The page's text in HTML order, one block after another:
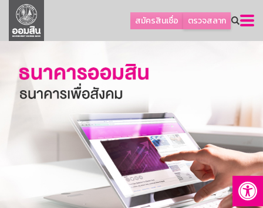
สมัครสินเชื่อ ตรวจสลาก
ลูกค้าธุรกิจ
ลูกค้าผู้ประกอบรายย่อย
ออมเพื่อสุข
เกี่ยวกับธนาคาร
การพัฒนาที่ยั่งยืน
บริการทางการเงิน
ติดต่อเรา